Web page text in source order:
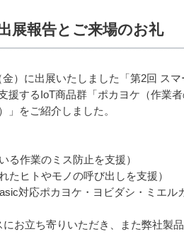
展報告とご来場のお礼
）に出展いたしました「第2回 ス
援するIoT商品群「ポカヨケ（作業
」をご紹介しました。
る作業のミス防止を支援）
たヒトやモノの呼び出しを支援）
対応ポカヨケ・ヨビダシ・ミエル
お立ち寄りいただき、また弊社製